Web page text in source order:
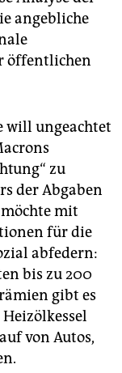
angebliche
öffentlichen
will ungeachtet
zu
der Abgaben
mit
für die
abfedern:
bis zu 200
gibt es
von Autos,